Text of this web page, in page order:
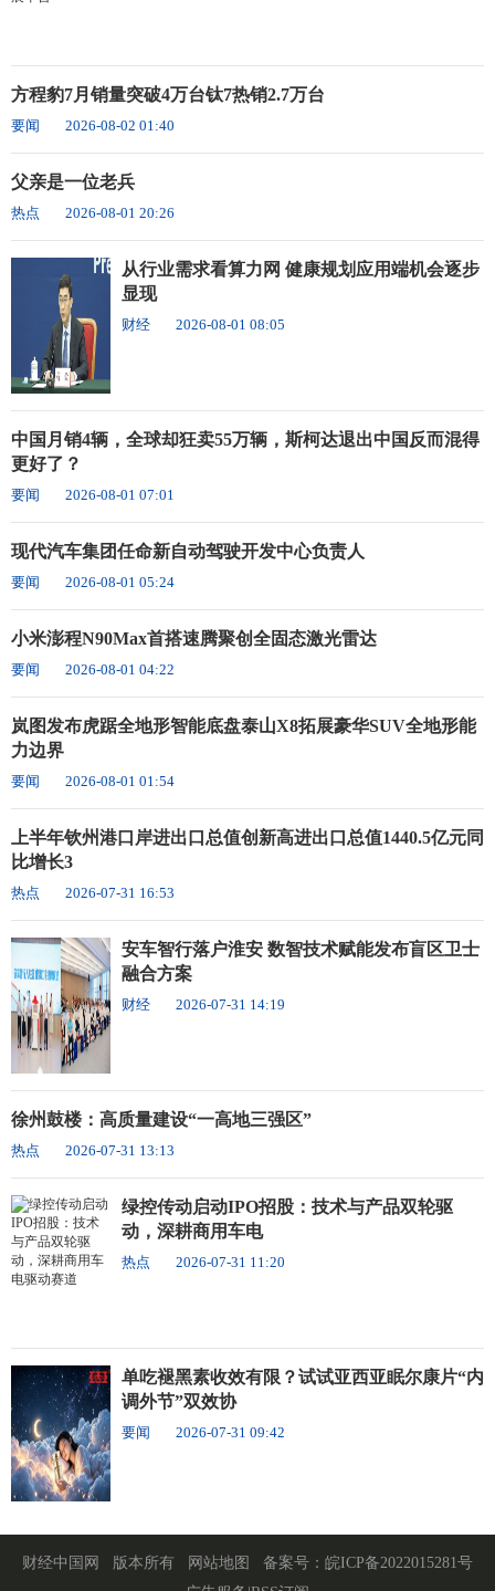
方程豹7月销量突破4万台钛7热销2.7万台
要闻 2026-08-02 01:40
父亲是一位老兵
热点 2026-08-01 20:26
从行业需求看算力网 健康规划应用端机会逐步
显现
财经 2026-08-01 08:05
中国月销4辆，全球却狂卖55万辆，斯柯达退出中国反而混得
更好了？
要闻 2026-08-01 07:01
现代汽车集团任命新自动驾驶开发中心负责人
要闻 2026-08-01 05:24
小米澎程N90Max首搭速腾聚创全固态激光雷达
要闻 2026-08-01 04:22
岚图发布虎踞全地形智能底盘泰山X8拓展豪华SUV全地形能
力边界
要闻 2026-08-01 01:54
上半年钦州港口岸进出口总值创新高进出口总值1440.5亿元同
比增长3
热点 2026-07-31 16:53
安车智行落户淮安 数智技术赋能发布盲区卫士
融合方案
财经 2026-07-31 14:19
徐州鼓楼：高质量建设“一高地三强区”
热点 2026-07-31 13:13
绿控传动启动IPO招股：技术与产品双轮驱
动，深耕商用车电
热点 2026-07-31 11:20
单吃褪黑素收效有限？试试亚西亚眠尔康片“内
调外节”双效协
要闻 2026-07-31 09:42
财经中国网 版本所有 网站地图 备案号： 皖ICP备2022015281号